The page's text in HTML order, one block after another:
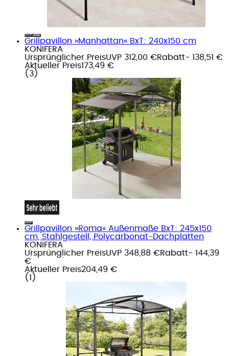
Grillpavillon »Manhattan« BxT: 240x150 cm
KONIFERA
Ursprünglicher PreisUVP 312,00 €Rabatt- 138,51 €
Aktueller Preis173,49 €
( 3 )
Grillpavillon »Roma« Außenmaße BxT: 245x150
cm, Stahlgestell, Polycarbonat-Dachplatten
KONIFERA
Ursprünglicher PreisUVP 348,88 €Rabatt- 144,39
€
Aktueller Preis204,49 €
( 1 )